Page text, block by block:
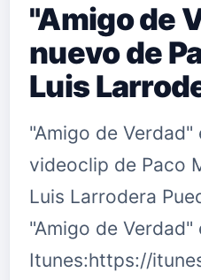
"Amigo de
nuevo de
Luis
"Amigo de Verdad"
videoclip de Paco
Luis Larrodera
"Amigo de Verdad"
Itunes:https://